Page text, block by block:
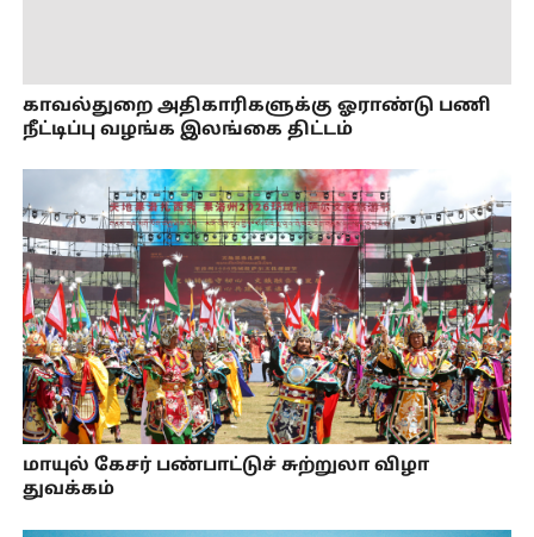
காவல்துறை அதிகாரிகளுக்கு ஓராண்டு பணி
நீட்டிப்பு வழங்க இலங்கை திட்டம்
மாயுல் கேசர் பண்பாட்டுச் சுற்றுலா விழா
துவக்கம்